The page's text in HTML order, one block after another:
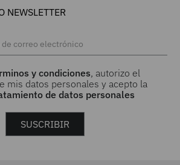
NEWSLETTER
y condiciones, autorizo el
mis datos personales y acepto la
de datos personales
SUSCRIBIR